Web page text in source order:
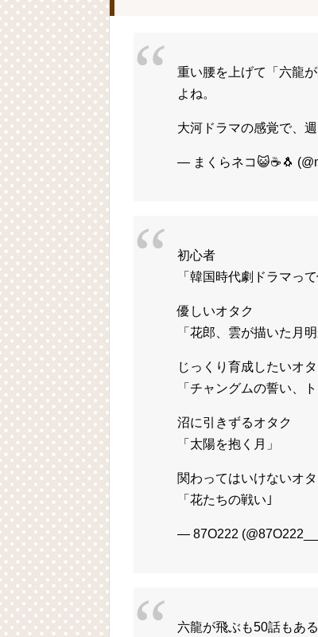
重い腰を上げて「六龍
よね。
大河ドラマの感覚で、
— まくらネコ😺☕🐧
初心者
「韓国時代劇ドラマっ
優しいオタク
「花郎、雲が描いた月明
じっくり育成したいオ
「チャングムの誓い、
沼に引きずるオタク
「太陽を抱く月」
関わってはいけないオ
「花たちの戦い｣
— 87O222
六龍が飛ぶも50話もあ